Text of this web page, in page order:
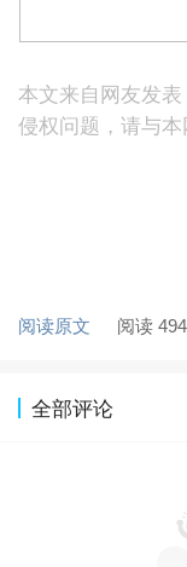
本文来自网友发
侵权问题，请与本
阅读原文 阅读
全部评论